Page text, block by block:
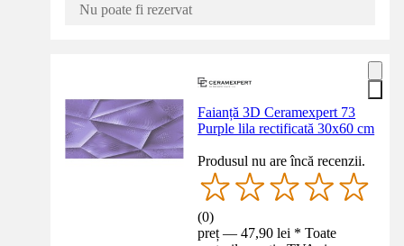
Nu poate fi rezervat
Faianță 3D Ceramexpert 73
Purple lila rectificată 30x60 cm
Produsul nu are încă recenzii.
(0)
preț — 47,90 lei * Toate